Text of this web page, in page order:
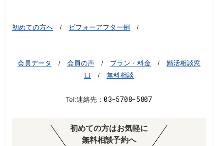
初めての方へ / ビフォーアフター例 /
会員データ / 会員の声 / プラン・料金 / 婚活相談窓
口
/ 無料相談
Tel:連絡先：03-5708-5807
初めての方はお気軽に
無料相談予約へ